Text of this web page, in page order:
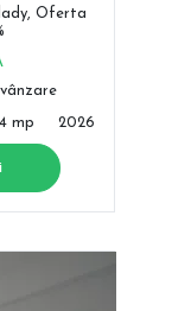
Oferta
mp 2026